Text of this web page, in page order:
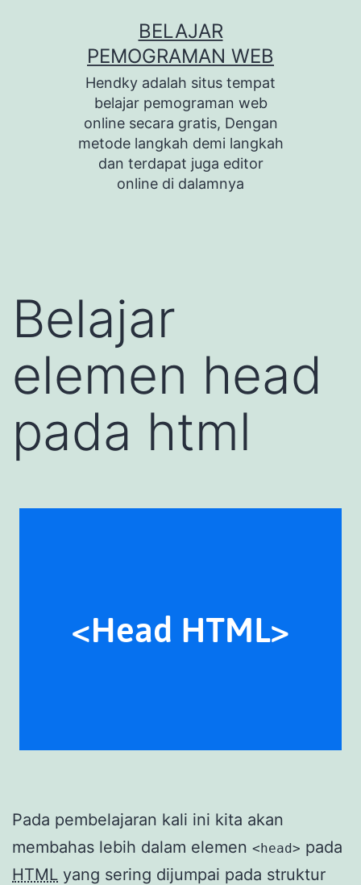
BELAJAR
PEMOGRAMAN WEB
Hendky adalah situs tempat
belajar pemograman web
online secara gratis, Dengan
metode langkah demi langkah
dan terdapat juga editor
online di dalamnya
Belajar
elemen head
pada html
Pada pembelajaran kali ini kita akan
membahas lebih dalam elemen <head> pada
HTML yang sering dijumpai pada struktur